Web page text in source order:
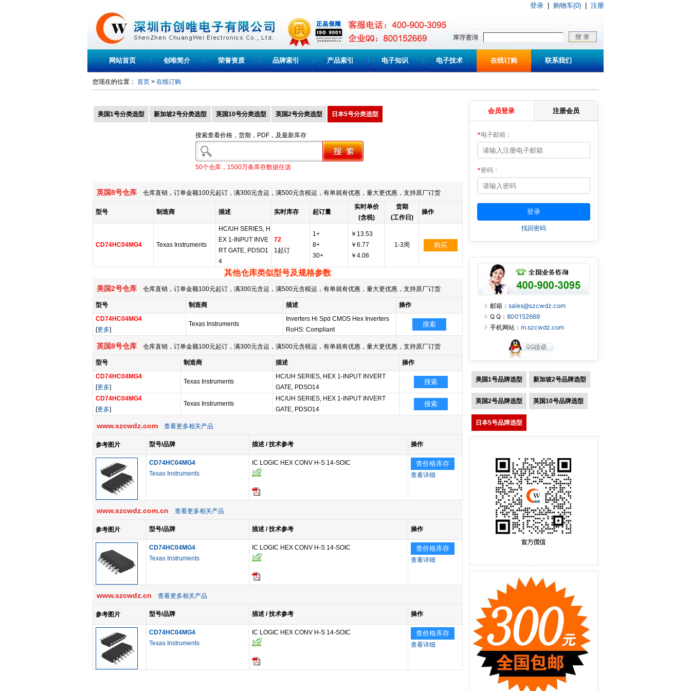
登录 购物车(0) 注册
网站首页 创唯简介 荣誉资质 品牌索引 产品索引 电子知识 电子技术 在线订购 联系我们
您现在的位置： 首页 > 在线订购
美国1号分类选型 新加坡2号分类选型 英国10号分类选型 英国2号分类选型 日本5号分类选型
搜索查看价格，货期，PDF，及最新库存
50个仓库，1500万条库存数据任选
英国8号仓库 仓库直销，订单金额100元起订，满300元含运，满500元含税运，有单就有优惠，量大更优惠，支持原厂订货
型号 制造商 描述 实时库存 起订量
实时单价
(含税)
货期
(工作日)
操作
CD74HC04MG4 Texas Instruments
HC/UH SERIES, H
EX 1-INPUT INVE
RT GATE, PDSO1
4
72
1起订
1+
8+
30+
￥13.53
￥6.77
￥4.06
1-3周 购买
其他仓库类似型号及规格参数
美国2号仓库 仓库直销，订单金额100元起订，满300元含运，满500元含税运，有单就有优惠，量大更优惠，支持原厂订货
型号 制造商 描述
操作
CD74HC04MG4
[更多]
Texas Instruments
Inverters Hi Spd CMOS Hex Inverters
RoHS: Compliant
搜索
英国8号仓库 仓库直销，订单金额100元起订，满300元含运，满500元含税运，有单就有优惠，量大更优惠，支持原厂订货
型号 制造商 描述
操作
CD74HC04MG4
[更多]
Texas Instruments
HC/UH SERIES, HEX 1-INPUT INVERT
GATE, PDSO14
搜索
CD74HC04MG4
[更多]
Texas Instruments
HC/UH SERIES, HEX 1-INPUT INVERT
GATE, PDSO14
搜索
www.szcwdz.com 查看更多相关产品
参考图片 型号/品牌 描述 / 技术参考 操作
CD74HC04MG4
Texas Instruments
IC LOGIC HEX CONV H-S 14-SOIC 查价格库存
查看详细
www.szcwdz.com.cn 查看更多相关产品
参考图片 型号/品牌 描述 / 技术参考 操作
CD74HC04MG4
Texas Instruments
IC LOGIC HEX CONV H-S 14-SOIC 查价格库存
查看详细
www.szcwdz.cn 查看更多相关产品
参考图片 型号/品牌 描述 / 技术参考 操作
CD74HC04MG4
Texas Instruments
IC LOGIC HEX CONV H-S 14-SOIC 查价格库存
查看详细
会员登录 注册会员
*电子邮箱：
*密码：
找回密码
邮箱： sales@szcwdz.com
Q Q： 800152669
手机网站： m.szcwdz.com
美国1号品牌选型 新加坡2号品牌选型
英国2号品牌选型 英国10号品牌选型
日本5号品牌选型